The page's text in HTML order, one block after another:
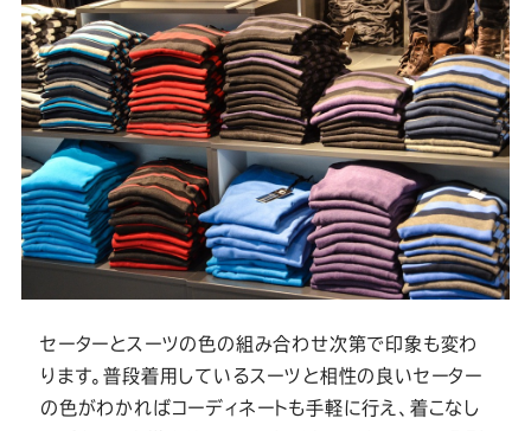
セーターとスーツの色の組み合わせ次第で印象も変わ
ります。普段着用しているスーツと相性の良いセーター
の色がわかればコーディネートも手軽に行え、着こなし